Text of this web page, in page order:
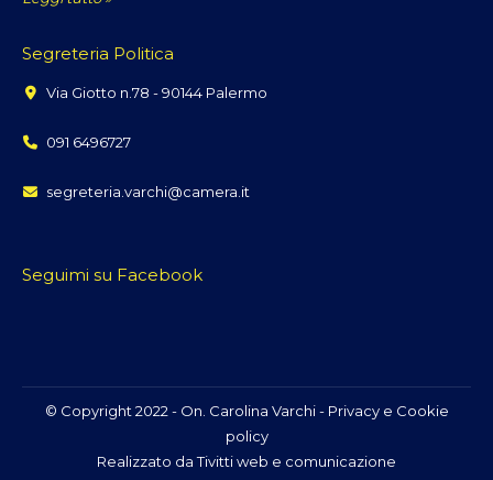
Segreteria Politica
Via Giotto n.78 - 90144 Palermo
091 6496727
segreteria.varchi@camera.it
Seguimi su Facebook
© Copyright 2022 - On. Carolina Varchi - Privacy e Cookie
policy
Realizzato daTivitti web e comunicazione